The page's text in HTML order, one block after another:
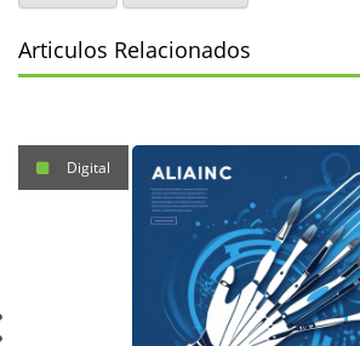
Articulos Relacionados
Digital